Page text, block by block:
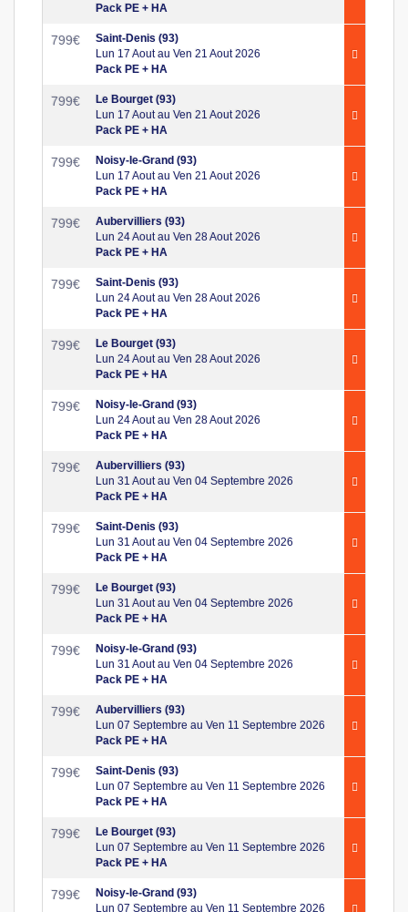
Pack PE + HA
799€
Saint-Denis (93)
Lun 17 Aout au Ven 21 Aout 2026
Pack PE + HA
799€
Le Bourget (93)
Lun 17 Aout au Ven 21 Aout 2026
Pack PE + HA
799€
Noisy-le-Grand (93)
Lun 17 Aout au Ven 21 Aout 2026
Pack PE + HA
799€
Aubervilliers (93)
Lun 24 Aout au Ven 28 Aout 2026
Pack PE + HA
799€
Saint-Denis (93)
Lun 24 Aout au Ven 28 Aout 2026
Pack PE + HA
799€
Le Bourget (93)
Lun 24 Aout au Ven 28 Aout 2026
Pack PE + HA
799€
Noisy-le-Grand (93)
Lun 24 Aout au Ven 28 Aout 2026
Pack PE + HA
799€
Aubervilliers (93)
Lun 31 Aout au Ven 04 Septembre 2026
Pack PE + HA
799€
Saint-Denis (93)
Lun 31 Aout au Ven 04 Septembre 2026
Pack PE + HA
799€
Le Bourget (93)
Lun 31 Aout au Ven 04 Septembre 2026
Pack PE + HA
799€
Noisy-le-Grand (93)
Lun 31 Aout au Ven 04 Septembre 2026
Pack PE + HA
799€
Aubervilliers (93)
Lun 07 Septembre au Ven 11 Septembre 2026
Pack PE + HA
799€
Saint-Denis (93)
Lun 07 Septembre au Ven 11 Septembre 2026
Pack PE + HA
799€
Le Bourget (93)
Lun 07 Septembre au Ven 11 Septembre 2026
Pack PE + HA
799€
Noisy-le-Grand (93)
Lun 07 Septembre au Ven 11 Septembre 2026